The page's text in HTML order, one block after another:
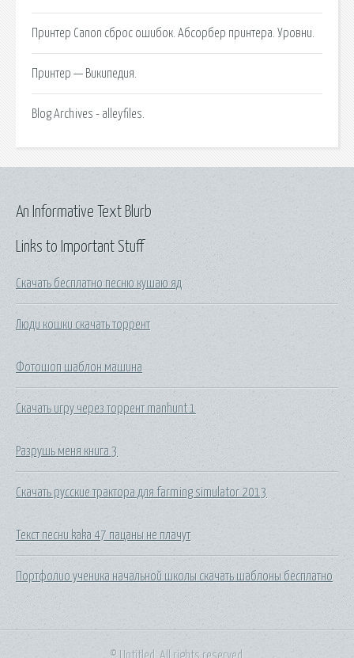
Принтер Canon сброс ошибок. Абсорбер принтера. Уровни.
Принтер — Википедия.
Blog Archives - alleyfiles.
Links to Important Stuff
Скачать бесплатно песню кушаю яд
Люди кошки скачать торрент
Фотошоп шаблон машина
Скачать игру через торрент manhunt 1
Разрушь меня книга 3
Скачать русские трактора для farming simulator 2013
Текст песни kaka 47 пацаны не плачут
Портфолио ученика начальной школы скачать шаблоны бесплатно
An Informative Text Blurb
© Untitled. All rights reserved.